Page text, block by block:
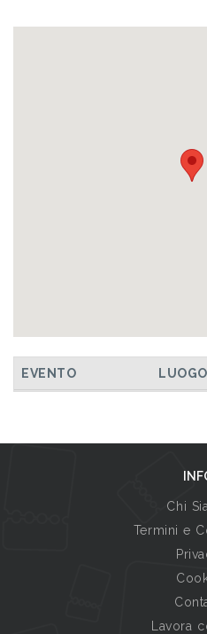
EVENTO LUOGO
Chi
Termini e
Lavora